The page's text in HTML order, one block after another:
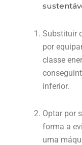
Substituir
por
classe
inferior.
Optar por
forma a
uma